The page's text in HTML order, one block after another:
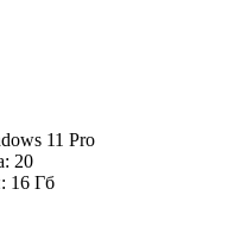
11 Pro
20
16 Гб